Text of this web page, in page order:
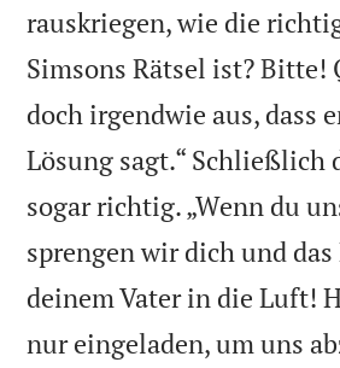
rauskriegen, wie die
Simsons Rätsel ist? Bitte!
doch irgendwie aus, dass
Lösung sagt.“ Schließlich
sogar richtig. „Wenn du
sprengen wir dich und das
deinem Vater in die Luft!
nur eingeladen, um uns